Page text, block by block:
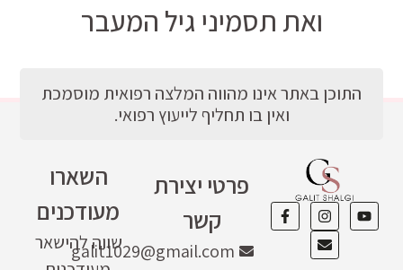
ואת תסמיני גיל המעבר
פרטי יצירת
קשר
galit1029@gmail.com
השארו
מעודכנים
שווה להישאר
התוכן באתר אינו מהווה המלצה רפואית מוסמכת
ואין בו תחליף לייעוץ רפואי.